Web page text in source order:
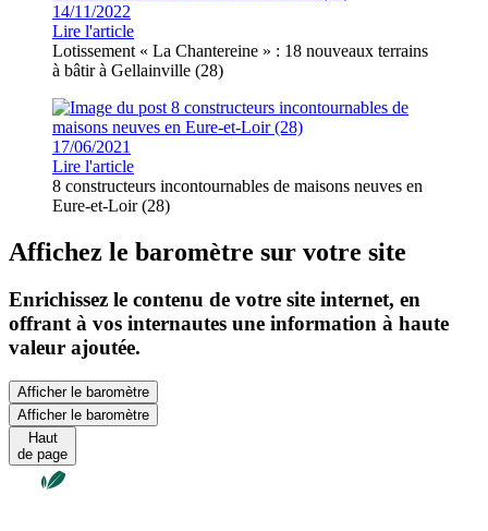
14/11/2022
Lire l'article
Lotissement « La Chantereine » : 18 nouveaux terrains
à bâtir à Gellainville (28)
17/06/2021
Lire l'article
8 constructeurs incontournables de maisons neuves en
Eure-et-Loir (28)
Affichez le baromètre sur votre site
Enrichissez le contenu de votre site internet, en
offrant à vos internautes une information à haute
valeur ajoutée.
Afficher le baromètre
Afficher le baromètre
Haut
de page